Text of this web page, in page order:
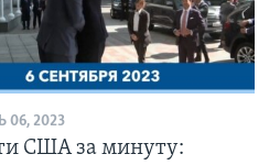
06, 2023
США за минуту: